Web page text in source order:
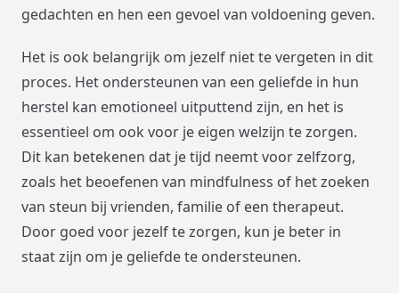
gedachten en hen een gevoel van voldoening geven.
Het is ook belangrijk om jezelf niet te vergeten in dit
proces. Het ondersteunen van een geliefde in hun
herstel kan emotioneel uitputtend zijn, en het is
essentieel om ook voor je eigen welzijn te zorgen.
Dit kan betekenen dat je tijd neemt voor zelfzorg,
zoals het beoefenen van mindfulness of het zoeken
van steun bij vrienden, familie of een therapeut.
Door goed voor jezelf te zorgen, kun je beter in
staat zijn om je geliefde te ondersteunen.